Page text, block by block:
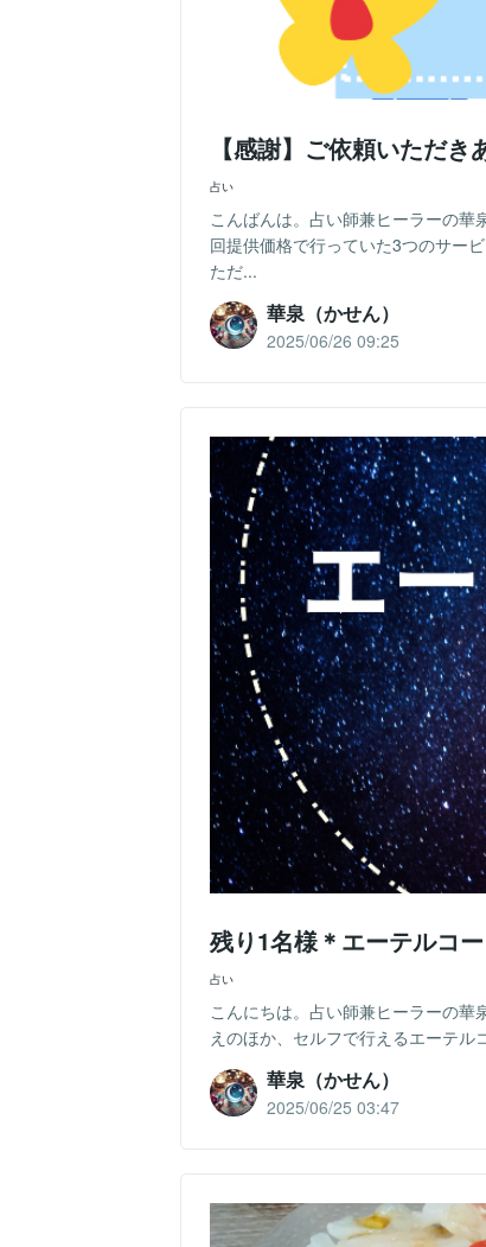
【感謝】ご依頼いただ
占い
こんばんは。占い師兼ヒーラーの
回提供価格で行っていた3つのサー
ただ...
華泉（かせん）
2025/06/26 09:25
残り1名様＊エーテルコ
占い
こんにちは。占い師兼ヒーラーの
えのほか、セルフで行えるエーテル
華泉（かせん）
2025/06/25 03:47